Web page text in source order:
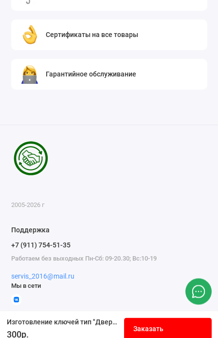
Изготовление ключей тип "Дверная трубка"
300р.
Заказать
Сертификаты на все товары
Гарантийное обслуживание
2005-2026 г
Поддержка
+7 (911) 754-51-35
Работаем без выходных Пн-Сб: 09-20.30; Вс:10-19
servis_2016@mail.ru
Мы в сети